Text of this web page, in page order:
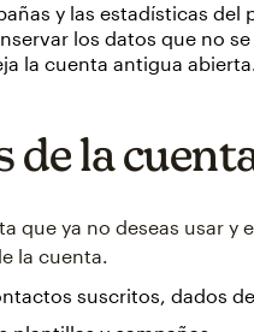
y las estadísticas
los datos que no
la cuenta antigua
la
que ya no deseas usar y
la cuenta.
suscritos, dados